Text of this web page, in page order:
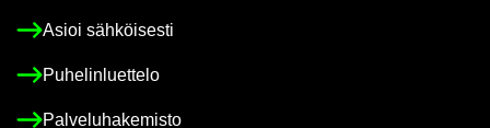
Asioi säh­köi­ses­ti
Pu­he­lin­luet­te­lo
Pal­ve­lu­ha­ke­mis­to